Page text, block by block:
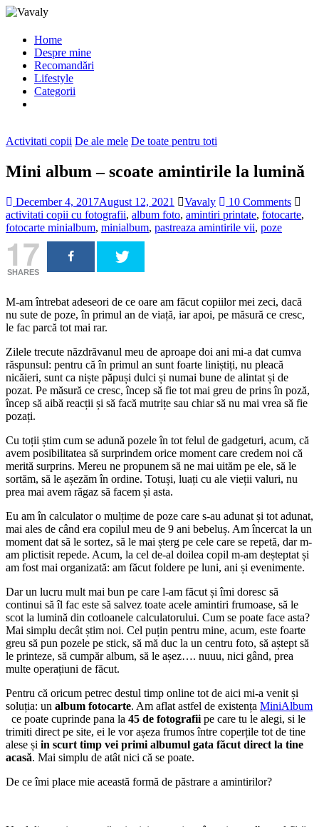
Home
Despre mine
Recomandări
Lifestyle
Categorii
Activitati copii De ale mele De toate pentru toti
Mini album – scoate amintirile la lumină
December 4, 2017August 12, 2021 Vavaly
10 Comments
activitati copii cu fotografii, album foto, amintiri printate, fotocarte,
fotocarte minialbum, minialbum, pastreaza amintirile vii, poze
17
SHARES
M-am întrebat adeseori de ce oare am făcut copiilor mei zeci, dacă
nu sute de poze, în primul an de viață, iar apoi, pe măsură ce cresc,
le fac parcă tot mai rar.
Zilele trecute năzdrăvanul meu de aproape doi ani mi-a dat cumva
răspunsul: pentru că în primul an sunt foarte liniștiți, nu pleacă
nicăieri, sunt ca niște păpuși dulci și numai bune de alintat și de
pozat. Pe măsură ce cresc, încep să fie tot mai greu de prins în poză,
încep să aibă reacții și să facă mutrițe sau chiar să nu mai vrea să fie
pozați.
Cu toții știm cum se adună pozele în tot felul de gadgeturi, acum, că
avem posibilitatea să surprindem orice moment care credem noi că
merită surprins. Mereu ne propunem să ne mai uităm pe ele, să le
sortăm, să le așezăm în ordine. Totuși, luați cu ale vieții valuri, nu
prea mai avem răgaz să facem și asta.
Eu am în calculator o mulțime de poze care s-au adunat și tot adunat,
mai ales de când era copilul meu de 9 ani bebeluș. Am încercat la un
moment dat să le sortez, să le mai șterg pe cele care se repetă, dar m-
am plictisit repede. Acum, la cel de-al doilea copil m-am deșteptat și
am fost mai organizată: am făcut foldere pe luni, ani și evenimente.
Dar un lucru mult mai bun pe care l-am făcut și îmi doresc să
continui să îl fac este să salvez toate acele amintiri frumoase, să le
scot la lumină din cotloanele calculatorului. Cum se poate face asta?
Mai simplu decât știm noi. Cel puțin pentru mine, acum, este foarte
greu să pun pozele pe stick, să mă duc la un centru foto, să aștept să
le printeze, să cumpăr album, să le așez…. nuuu, nici gând, prea
multe operațiuni de făcut.
Pentru că oricum petrec destul timp online tot de aici mi-a venit și
soluția: un album fotocarte. Am aflat astfel de existența MiniAlbum
ce poate cuprinde pana la 45 de fotografii pe care tu le alegi, si le
trimiti direct pe site, ei le vor așeza frumos între coperțile tot de tine
alese și in scurt timp vei primi albumul gata făcut direct la tine
acasă. Mai simplu de atât nici că se poate.
De ce îmi place mie această formă de păstrare a amintirilor?